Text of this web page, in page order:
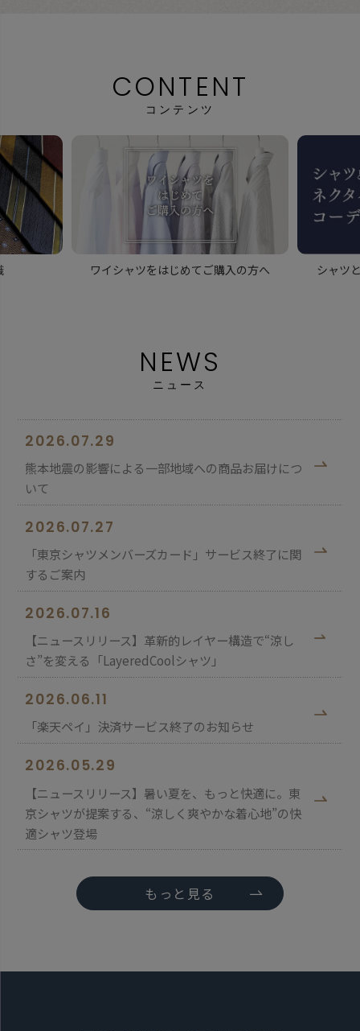
CONTENT
コンテンツ
ワイシャツをはじめてご購入の方へ シャツ
NEWS
ニュース
2026.07.29
熊本地震の影響による一部地域への商品お届けにつ
いて
2026.07.27
「東京シャツメンバーズカード」サービス終了に関
するご案内
2026.07.16
【ニュースリリース】革新的レイヤー構造で“涼し
さ”を変える「LayeredCoolシャツ」
2026.06.11
「楽天ペイ」決済サービス終了のお知らせ
2026.05.29
【ニュースリリース】暑い夏を、もっと快適に。東
京シャツが提案する、“涼しく爽やかな着心地”の快
適シャツ登場
もっと見る